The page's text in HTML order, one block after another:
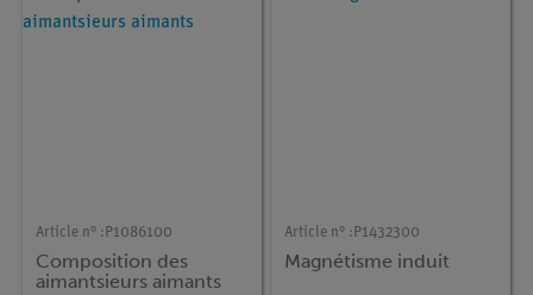
Article n° : P1086100
Composition des
aimantsieurs aimants
Article n° : P1432300
Magnétisme induit